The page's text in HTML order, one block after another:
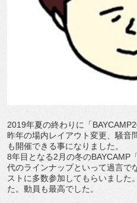
2019年夏の終わりに「
昨年の場内レイアウト変更、騒音
も開催できる事になりました。
8年目となる2月の冬のBAYCAMP
代のラインナップといって過言で
ストに多数参加してもらいました
た。動員も最高でした。